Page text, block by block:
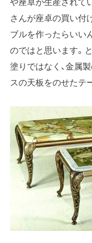
や座卓が生産されて
さんが座卓の買い付
ブルを作ったらいい
のではと思います。
塗りではなく、金属
スの天板をのせたテ